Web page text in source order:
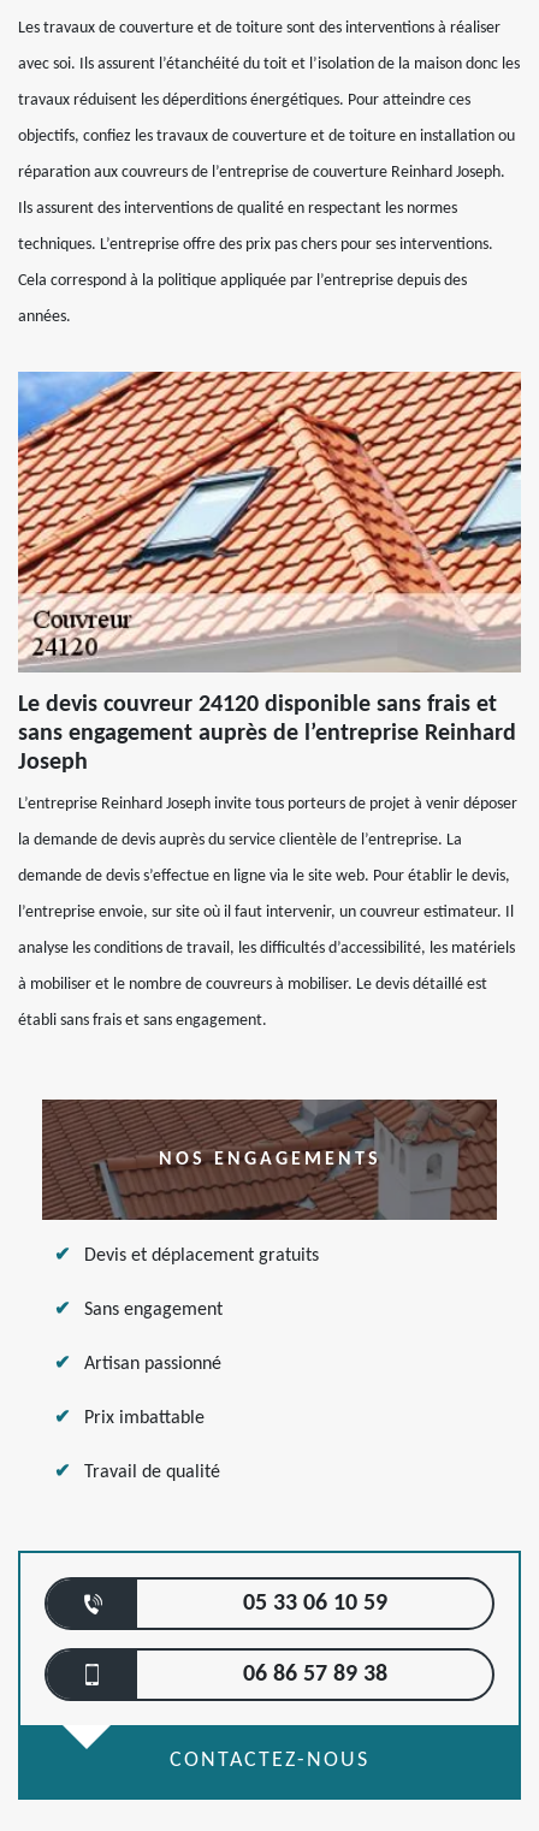
Les travaux de couverture et de toiture sont des interventions à réaliser
avec soi. Ils assurent l’étanchéité du toit et l’isolation de la maison donc les
travaux réduisent les déperditions énergétiques. Pour atteindre ces
objectifs, confiez les travaux de couverture et de toiture en installation ou
réparation aux couvreurs de l’entreprise de couverture Reinhard Joseph.
Ils assurent des interventions de qualité en respectant les normes
techniques. L’entreprise offre des prix pas chers pour ses interventions.
Cela correspond à la politique appliquée par l’entreprise depuis des
années.
Le devis couvreur 24120 disponible sans frais et
sans engagement auprès de l’entreprise Reinhard
Joseph
L’entreprise Reinhard Joseph invite tous porteurs de projet à venir déposer
la demande de devis auprès du service clientèle de l’entreprise. La
demande de devis s’effectue en ligne via le site web. Pour établir le devis,
l’entreprise envoie, sur site où il faut intervenir, un couvreur estimateur. Il
analyse les conditions de travail, les difficultés d’accessibilité, les matériels
à mobiliser et le nombre de couvreurs à mobiliser. Le devis détaillé est
établi sans frais et sans engagement.
NOS ENGAGEMENTS
Devis et déplacement gratuits
Sans engagement
Artisan passionné
Prix imbattable
Travail de qualité
05 33 06 10 59
06 86 57 89 38
CONTACTEZ-NOUS